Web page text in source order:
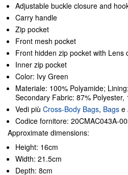
Adjustable buckle closure and
Carry handle
Zip pocket
Front mesh pocket
Front hidden zip pocket with Lens
Inner zip pocket
Color: Ivy Green
Materiale: 100% Polyamide;
Secondary Fabric: 87% Polyester,
Vedi più Cross-Body Bags, Bags e
Codice fornitore: 20CMAC043A-
Approximate dimensions:
Height: 16cm
Width: 21.5cm
Depth: 8cm